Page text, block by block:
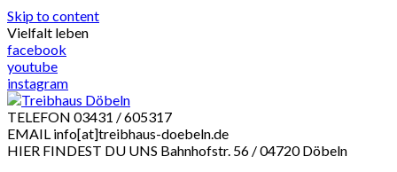
Skip to content
Vielfalt leben
facebook
youtube
instagram
TELEFON 03431 / 605317
EMAIL info[at]treibhaus-doebeln.de
HIER FINDEST DU UNS Bahnhofstr. 56 / 04720 Döbeln